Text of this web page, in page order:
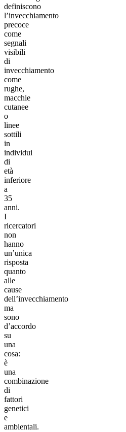
definiscono
l’invecchiamento
precoce
come
segnali
visibili
di
invecchiamento
come
rughe,
macchie
cutanee
o
linee
sottili
in
individui
di
età
inferiore
a
35
anni.
I
ricercatori
non
hanno
un’unica
risposta
quanto
alle
cause
dell’invecchiamento
ma
sono
d’accordo
su
una
cosa:
è
una
combinazione
di
fattori
genetici
e
ambientali.